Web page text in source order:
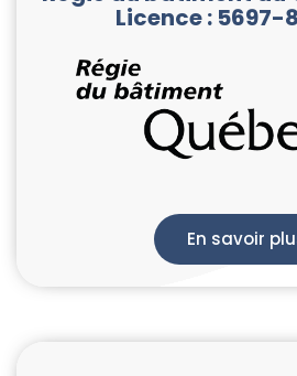
Licence : 5697-
En savoir